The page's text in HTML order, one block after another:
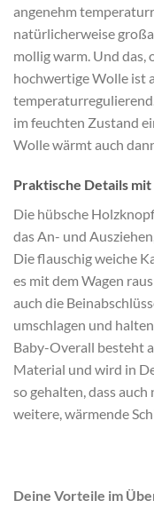
angenehm
natürlicherweise
mollig warm. Und das,
hochwertige Wolle ist
im feuchten Zustand
Wolle wärmt auch
Praktische Details
Die hübsche
das An- und
Die flauschig weiche
es mit dem Wagen
auch die
umschlagen und
Baby-Overall besteht
Material und wird in
so gehalten, dass
weitere, wärmende
Deine Vorteile im